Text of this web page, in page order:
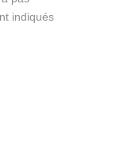
indiqués